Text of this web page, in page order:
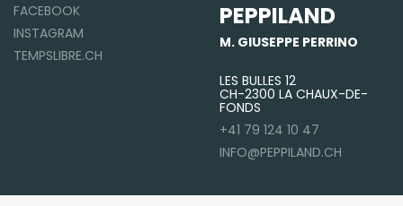
FACEBOOK
INSTAGRAM
TEMPSLIBRE.CH
PEPPILAND
M. GIUSEPPE PERRINO
LES BULLES 12
CH-2300 LA CHAUX-DE-
FONDS
+41 79 124 10 47
INFO@PEPPILAND.CH